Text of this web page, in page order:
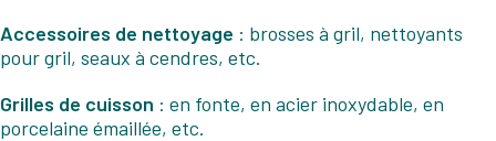
Accessoires de nettoyage : brosses à gril, nettoyants
pour gril, seaux à cendres, etc.
Grilles de cuisson : en fonte, en acier inoxydable, en
porcelaine émaillée, etc.